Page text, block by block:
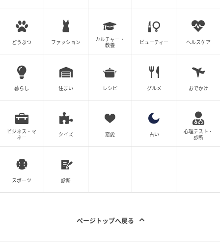
いのです。ゼロベースに戻しても、すべてが失われるわ
けではありません。経験は、あなたのなかに残ってい
ます。
【恋愛運】>>世界（逆位置）
どうぶつ ファッション
カルチャー・
教養
ビューティー ヘルスケア
暮らし 住まい レシピ グルメ おでかけ
ビジネス・マ
ネー
クイズ 恋愛 占い
心理テスト・
診断
スポーツ 診断
ページトップへ戻る